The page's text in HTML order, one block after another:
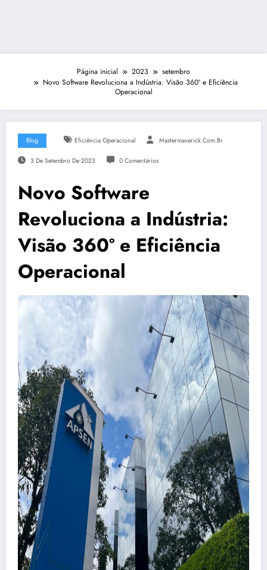
Página inicial 2023
setembro
Novo Software Revoluciona a Indústria: Visão 360º e Eficiência
Operacional
Blog Eficiência Operacional Mastermaverick.com.br
3 De Setembro De 2023 0 Comentários
Novo Software
Revoluciona a Indústria:
Visão 360º e Eficiência
Operacional